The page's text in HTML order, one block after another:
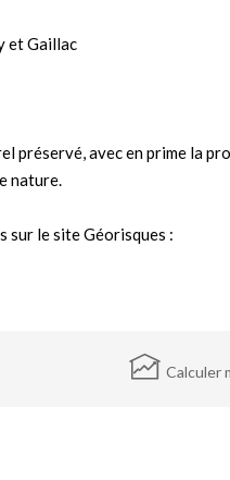
et Gaillac
préservé, avec en prime la
nature.
sur le site Géorisques :
Calculer